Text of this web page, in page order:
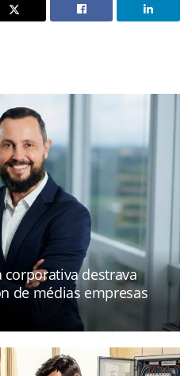
corporativa destrava
de médias empresas